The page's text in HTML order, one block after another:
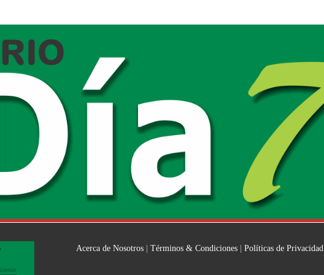
Acerca de Nosotros |Términos & Condiciones |Políticas de Privacidad